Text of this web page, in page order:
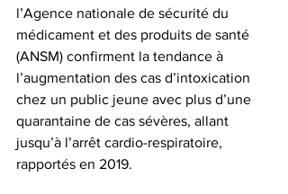
l’Agence nationale de sécurité du
médicament et des produits de santé
(ANSM) confirment la tendance à
l’augmentation des cas d’intoxication
chez un public jeune avec plus d’une
quarantaine de cas sévères, allant
jusqu’à l’arrêt cardio-respiratoire,
rapportés en 2019.